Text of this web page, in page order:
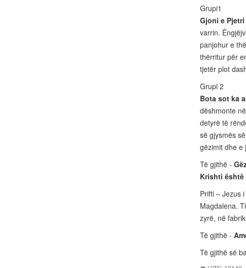
Grupi1
Gjoni e Pjetri
varrin.
panjohur e
thërritur për
tjetër plot
Grupi 2
Bota sot ka
dëshmonte
detyrë të
së gjysmës
gëzimit dhe e
Të gjithë -
Krishti
Prifti – Jezus
Magdalena.
zyrë, në
Të gjithë -
Të gjithë së